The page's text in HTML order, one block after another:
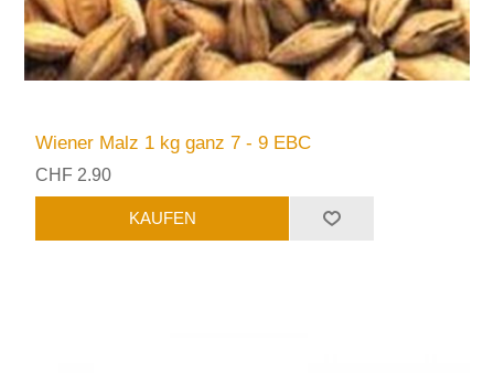
Wiener Malz 1 kg ganz 7 - 9 EBC
CHF 2.90